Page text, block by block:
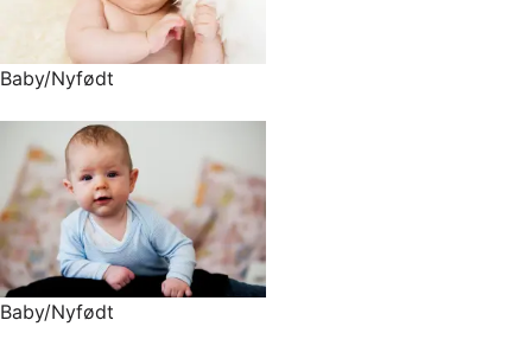
Baby/Nyfødt
Baby/Nyfødt